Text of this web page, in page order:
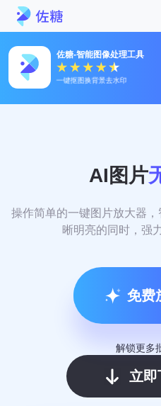
佐糖-智能图像处理工具
一键抠图换背景去水印
AI图片
操作简单的一键图片放大器
晰明亮的同时，强
免费
解锁更多
立